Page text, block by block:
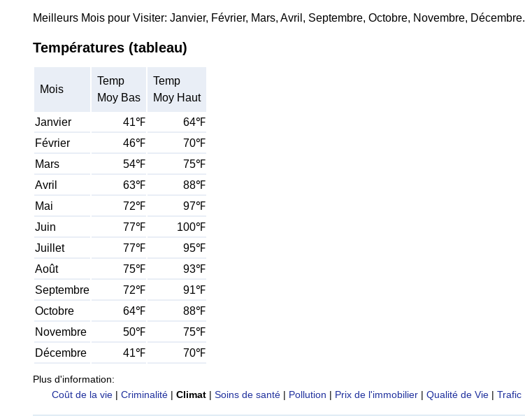
Meilleurs Mois pour Visiter: Janvier, Février, Mars, Avril, Septembre, Octobre, Novembre, Décembre.
Températures (tableau)
Mois
Temp
Moy Bas
Temp
Moy Haut
Janvier 41℉
64℉
Février
46℉
70℉
Mars
54℉
75℉
Avril
63℉
88℉
Mai
72℉
97℉
Juin
77℉
100℉
Juillet
77℉
95℉
Août
75℉
93℉
Septembre
72℉
91℉
Octobre
64℉
88℉
Novembre
50℉
75℉
Décembre
41℉ 70℉
Plus d'information:
Coût de la vie | Criminalité | Climat | Soins de santé | Pollution | Prix de l'immobilier | Qualité de Vie | Trafic